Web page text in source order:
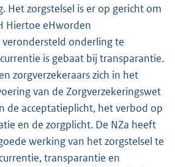
Het zorgstelsel is er op gericht om
Hiertoe eHworden
verondersteld onderling te
is gebaat bij transparantie.
zorgverzekeraars zich in het
van de Zorgverzekeringswet
de acceptatieplicht, het verbod op
en de zorgplicht. De NZa heeft
werking van het zorgstelsel te
transparantie en